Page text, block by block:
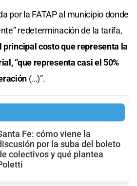
por la FATAP al municipio donde
redeterminación de la tarifa,
principal costo que representa la
“que representa casi el 50%
(…)”.
Fe: cómo viene la
por la suba del boleto
colectivos y qué plantea